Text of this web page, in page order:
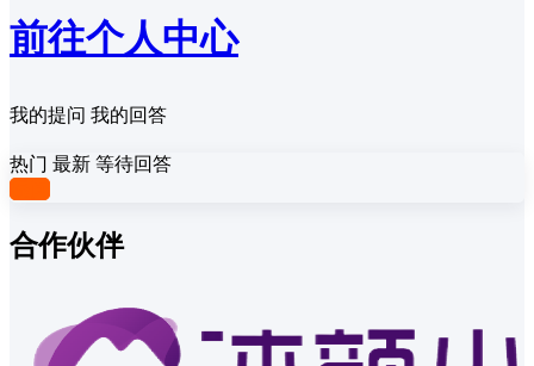
前往个人中心
我的提问 我的回答
热门 最新 等待回答
合作伙伴